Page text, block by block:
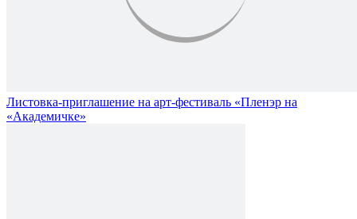
Листовка-приглашение на арт-фестиваль «Пленэр на
«Академичке»